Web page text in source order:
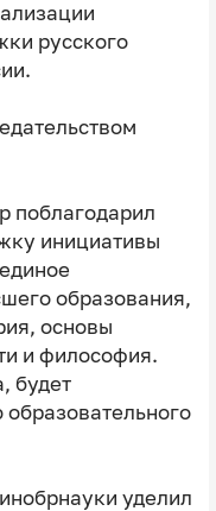
русского
поблагодарил
инициативы
образования,
основы
и философия.
будет
уделил